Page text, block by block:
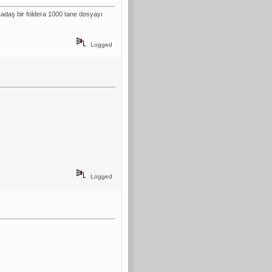
bir foldera 1000 tane dosyayı
Logged
Logged